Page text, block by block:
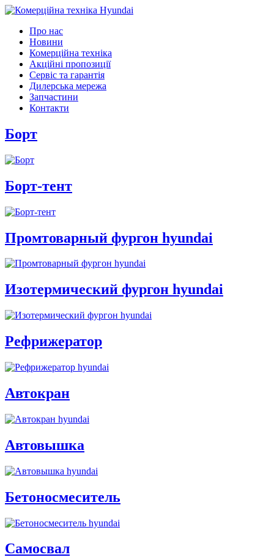
Про нас
Новини
Комерційна техніка
Акційні пропозиції
Сервіс та гарантія
Дилерська мережа
Запчастини
Контакти
Борт
Борт-тент
Промтоварный фургон hyundai
Изотермический фургон hyundai
Рефрижератор
Автокран
Автовышка
Бетоносмеситель
Самосвал